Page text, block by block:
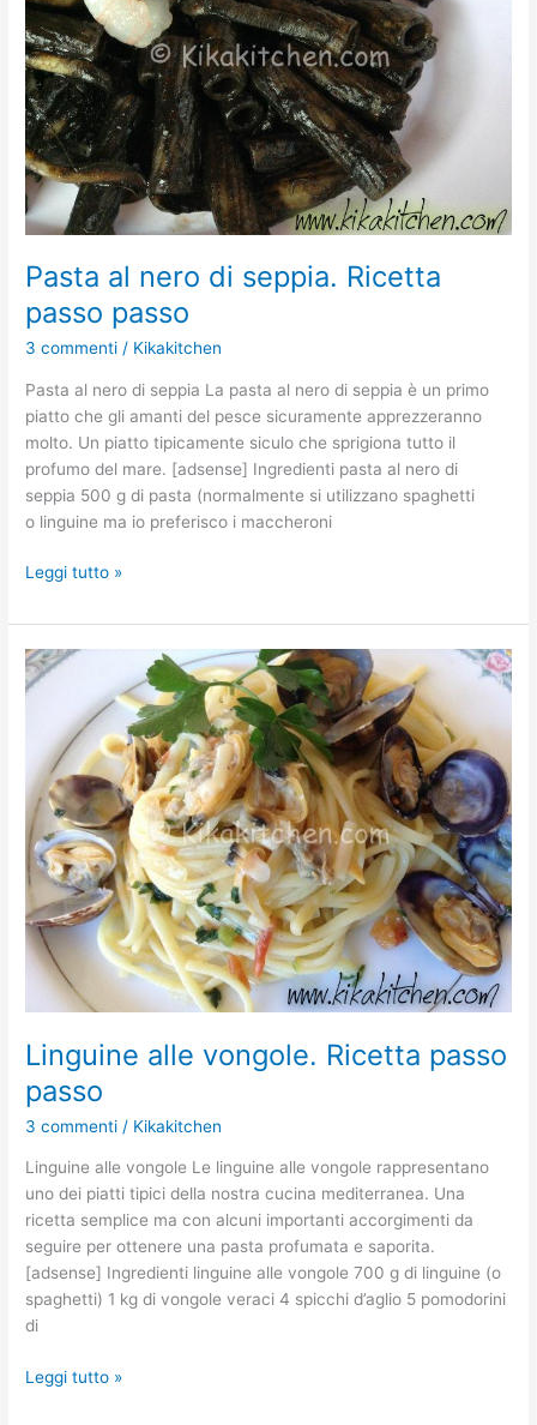
Pasta al nero di seppia. Ricetta
passo passo
3 commenti / Kikakitchen
Pasta al nero di seppia La pasta al nero di seppia è un primo
piatto che gli amanti del pesce sicuramente apprezzeranno
molto. Un piatto tipicamente siculo che sprigiona tutto il
profumo del mare. [adsense] Ingredienti pasta al nero di
seppia 500 g di pasta (normalmente si utilizzano spaghetti
o linguine ma io preferisco i maccheroni
Ricetta
passo
passo
Leggi tutto »
Linguine alle vongole. Ricetta passo
passo
3 commenti / Kikakitchen
Linguine alle vongole Le linguine alle vongole rappresentano
uno dei piatti tipici della nostra cucina mediterranea. Una
ricetta semplice ma con alcuni importanti accorgimenti da
seguire per ottenere una pasta profumata e saporita.
[adsense] Ingredienti linguine alle vongole 700 g di linguine (o
spaghetti) 1 kg di vongole veraci 4 spicchi d’aglio 5 pomodorini
di
Linguine
alle
vongole.
Ricetta
passo
passo
Leggi tutto »